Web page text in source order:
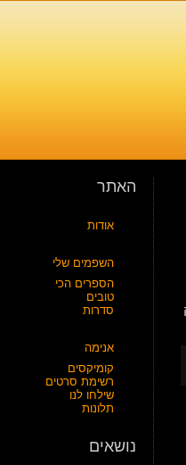
האתר
אודות
השפמים שלי
הספרים הכי
טובים
סדרות
אנימה
קומיקסים
רשימת סרטים
שילחו לנו
תלונות
נושאים